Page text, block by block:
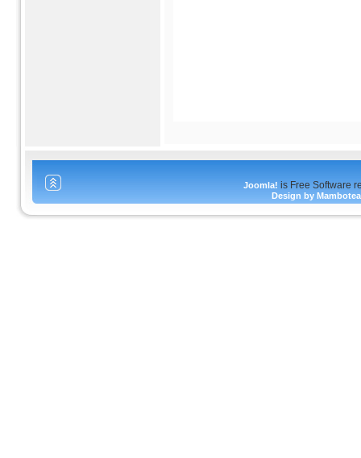
Joomla! is Free Software
Design by